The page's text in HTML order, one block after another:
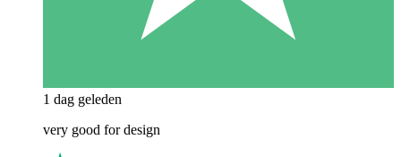
1 dag geleden
very good for design